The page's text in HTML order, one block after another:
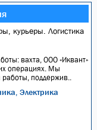
курьеры. Логистика
вахта, ООО «Иквант»
операциях. Мы
поддержив..
Электрика